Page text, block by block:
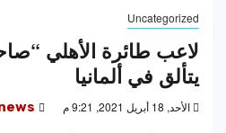
Uncategorized
لاعب طائرة الأهلي
يتألق في ألمانيا
الأحد, 18 أبريل 2021, 9:21 م